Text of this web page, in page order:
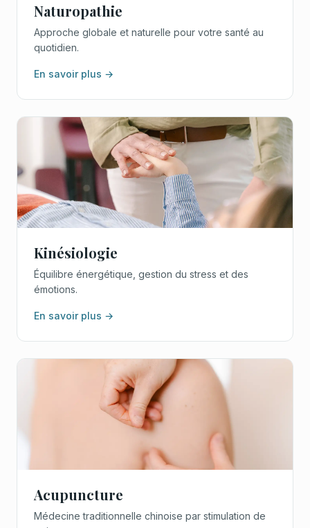
Naturopathie
Approche globale et naturelle pour votre santé au
quotidien.
En savoir plus →
Kinésiologie
Équilibre énergétique, gestion du stress et des
émotions.
En savoir plus →
Acupuncture
Médecine traditionnelle chinoise par stimulation de